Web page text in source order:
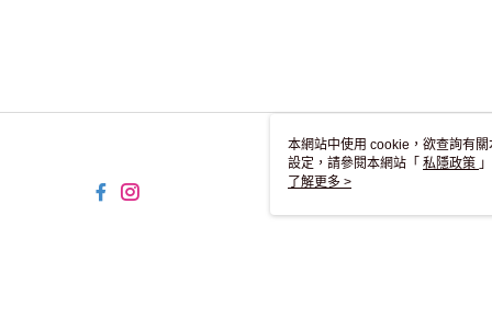
本網站中使用 cookie，欲查詢有
設定，請參閱本網站「 私隱政策
用 cookie。
了解更多 >